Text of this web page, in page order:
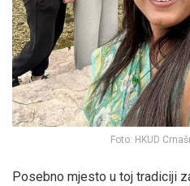
Foto: HKUD
Posebno mjesto u toj tradiciji